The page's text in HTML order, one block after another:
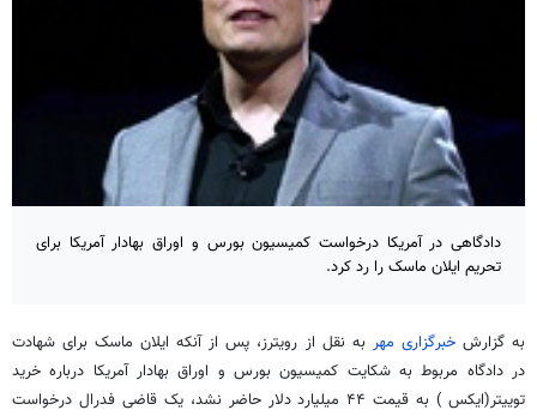
دادگاهی در آمریکا درخواست کمیسیون بورس و اوراق بهادار آمریکا برای
تحریم ایلان ماسک را رد کرد.
به گزارشخبرگزاری مهر به نقل از رویترز، پس از آنکه ایلان ماسک برای شهادت
در دادگاه مربوط به شکایت کمیسیون بورس و اوراق بهادار آمریکا درباره خرید
توییتر(ایکس ) به قیمت ۴۴ میلیارد دلار حاضر نشد، یک قاضی فدرال درخواست